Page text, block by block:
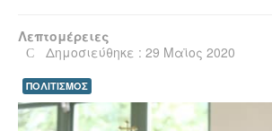
Ε.Ε.
Κόσμος
Απόψεις
Λεπτομέρειες
Δημοσιεύθηκε : 29 Μαϊος 2020
ΠΟΛΙΤΙΣΜΟΣ